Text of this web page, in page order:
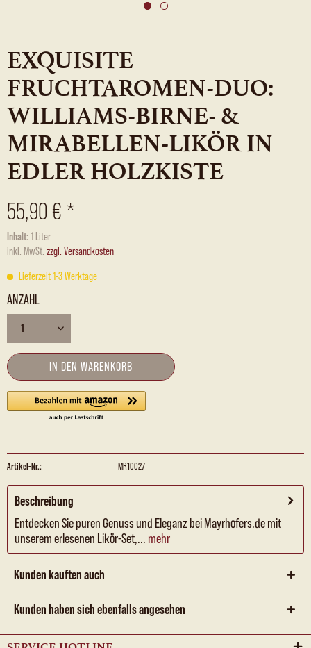
EXQUISITE
FRUCHTAROMEN-DUO:
WILLIAMS-BIRNE- &
MIRABELLEN-LIKÖR IN
EDLER HOLZKISTE
55,90 € *
Inhalt:1 Liter
inkl. MwSt. zzgl. Versandkosten
Lieferzeit 1-3 Werktage
ANZAHL
IN DEN WARENKORB
Artikel-Nr.: MR10027
Beschreibung
Entdecken Sie puren Genuss und Eleganz bei Mayrhofers.de mit
unserem erlesenen Likör-Set,... mehr
Kunden kauften auch
Kunden haben sich ebenfalls angesehen